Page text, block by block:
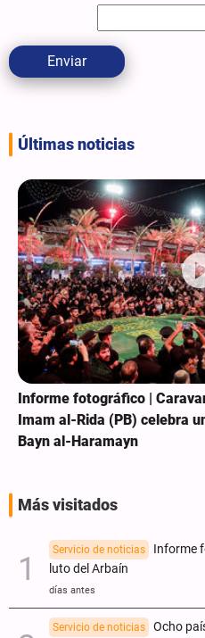
Enviar
Últimas noticias
Informe fotográfico |
Imam al-Rida (PB) celebra
Bayn al-Haramayn
Más visitados
Servicio de noticias
Informe
luto del Arbaín
días antes
Servicio de noticias
Ocho